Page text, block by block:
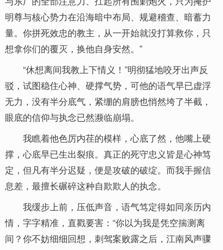
明尊与核心势力在沿海暗中布局、规避稽查、暗蓄力
量。你拼死效忠的教主，从一开始就没打算救你，只
想拿你们的覆灭，换他自身安然。”
“休想离间我教上下情义！”明彻猛地咬牙出声反
驳，试图稳住心神、硬撑气势，可他的语气早已虚浮
无力，没有半分底气，紧绷的肩膀也悄然垮了半截，
眼底的信仰与执念已然濒临崩塌。
我瞧着他色厉内荏的模样，心底了然，他嘴上硬
撑，心底早已生出裂痕。真正的死守忠义皆是心神笃
定，但凡有半分迟疑，便是攻破的破绽。而我手握信
息差，最擅长碾碎这种自欺欺人的执念。
我缓步上前，压低声音，语气笃定得如同亲历内
情，字字精准，直戳要害：“你以为我是凭空揣测离
间？你不妨细细回想，刺驾案败露之后，江南风声骤